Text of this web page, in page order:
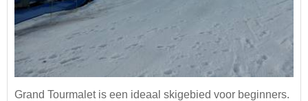
Grand Tourmalet is een ideaal skigebied voor beginners.